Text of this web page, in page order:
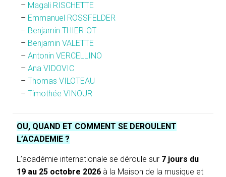
– Magali RISCHETTE
– Emmanuel ROSSFELDER
– Benjamin THIERIOT
– Benjamin VALETTE
– Antonin VERCELLINO
– Ana VIDOVIC
– Thomas VILOTEAU
– Timothée VINOUR
OU, QUAND ET COMMENT SE DEROULENT
L’ACADEMIE ?
L’académie internationale se déroule sur 7 jours du
19 au 25 octobre 2026 à la Maison de la musique et